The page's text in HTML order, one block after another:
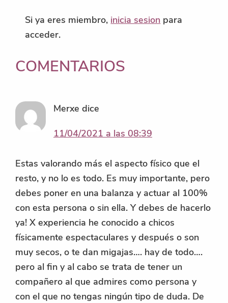
Si ya eres miembro, inicia sesion para
acceder.
INTERACCIONES
LOS
LECTORES
COMENTARIOS
Merxe dice
11/04/2021 a las 08:39
Estas valorando más el aspecto físico que el
resto, y no lo es todo. Es muy importante, pero
debes poner en una balanza y actuar al 100%
con esta persona o sin ella. Y debes de hacerlo
ya! X experiencia he conocido a chicos
físicamente espectaculares y después o son
muy secos, o te dan migajas…. hay de todo….
pero al fin y al cabo se trata de tener un
compañero al que admires como persona y
con el que no tengas ningún tipo de duda. De